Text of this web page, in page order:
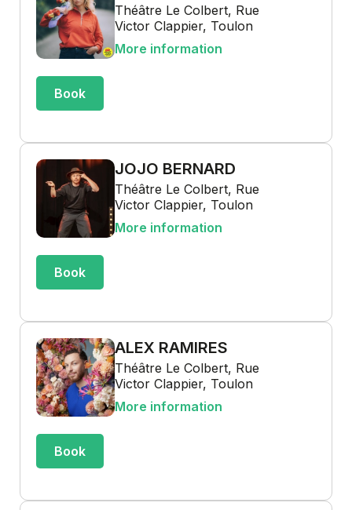
Théâtre Le Colbert, Rue
Victor Clappier, Toulon
More information
Book
JOJO BERNARD
Théâtre Le Colbert, Rue
Victor Clappier, Toulon
More information
Book
ALEX RAMIRES
Théâtre Le Colbert, Rue
Victor Clappier, Toulon
More information
Book